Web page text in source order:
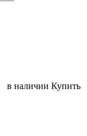
в наличии Купить